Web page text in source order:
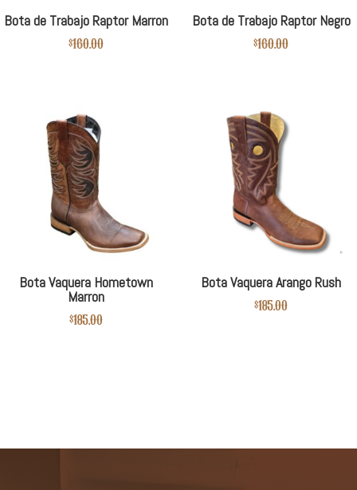
Bota de Trabajo Raptor Marron
$160.00
Bota de Trabajo Raptor Negro
$160.00
Bota Vaquera Hometown
Marron
$185.00
Bota Vaquera Arango Rush
$185.00